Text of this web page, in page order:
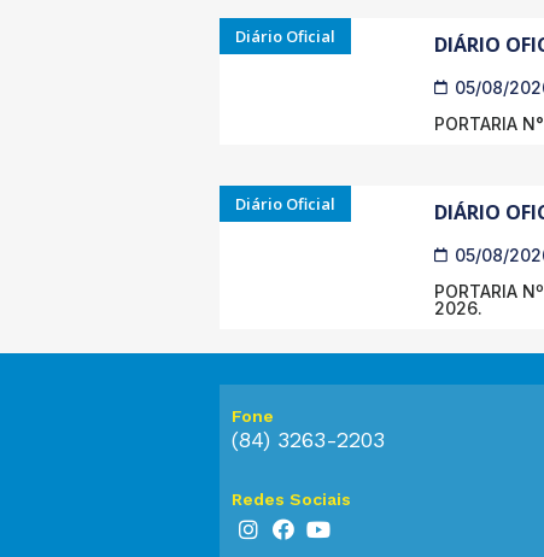
Diário Oficial DIÁRIO
05/08/
PORTARIA
Diário Oficial DIÁRIO
05/08/
PORTARIA
2026.
Fone
(84) 3263-2203
Redes Sociais